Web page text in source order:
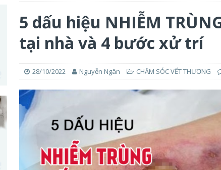
sinh hướng dẫn chi tiết, đầy đủ
vô sinh – hiệu quả thần kỳ CHUẨN BỊ MANG THAI
5 dấu hiệu NHIỄM
tại nhà và 4 bước xử trí
28/10/2022 Nguyễn Ngân CHĂM SÓC VẾT THƯƠNG